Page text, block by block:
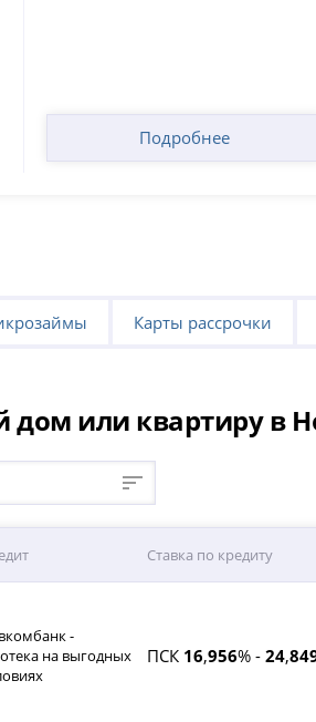
Подробнее
Карты рассрочки
дом или квартиру в
Ставка по кредиту
-
на выгодных
ПСК 16,956% - 24,